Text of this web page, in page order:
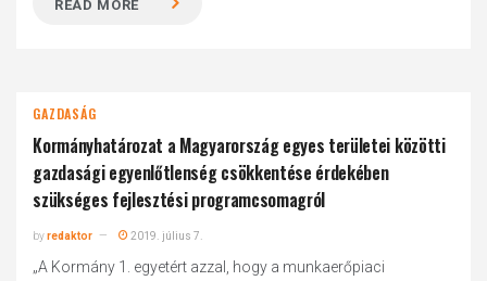
READ MORE
GAZDASÁG
Kormányhatározat a Magyarország egyes területei közötti
gazdasági egyenlőtlenség csökkentése érdekében
szükséges fejlesztési programcsomagról
byredaktor 2019. július 7.
„A Kormány 1. egyetért azzal, hogy a munkaerőpiaci